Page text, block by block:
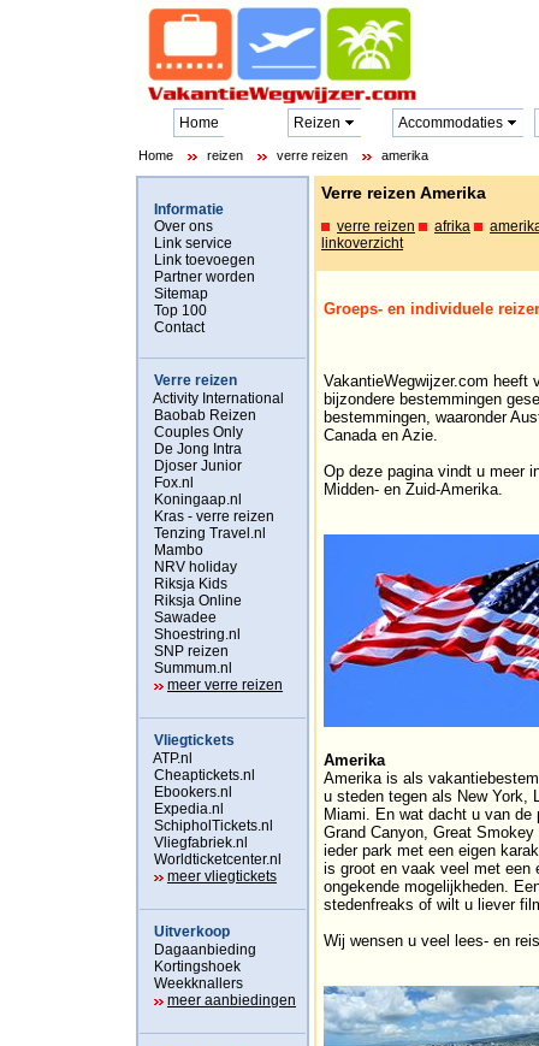
Home Reizen Accommodaties
Home reizen verre reizen amerika
Informatie
Over ons
Link service
Link toevoegen
Partner worden
Sitemap
Top 100
Contact
Verre reizen
Activity International
Baobab Reizen
Couples Only
De Jong Intra
Djoser Junior
Fox.nl
Koningaap.nl
Kras - verre reizen
Tenzing Travel.nl
Mambo
NRV holiday
Riksja Kids
Riksja Online
Sawadee
Shoestring.nl
SNP reizen
Summum.nl
meer verre reizen
Vliegtickets
ATP.nl
Cheaptickets.nl
Ebookers.nl
Expedia.nl
SchipholTickets.nl
Vliegfabriek.nl
Worldticketcenter.nl
meer vliegtickets
Uitverkoop
Dagaanbieding
Kortingshoek
Weekknallers
meer aanbiedingen
Verre reizen Amerika
verre reizen afrika
linkoverzicht
Groeps- en individuele
VakantieWegwijzer.com heeft
bijzondere bestemmingen
bestemmingen, waaronder
Canada en Azie.
Op deze pagina vindt u meer
Midden- en Zuid-Amerika.
Amerika
Amerika is als
u steden tegen als New York,
Miami. En wat dacht u van
Grand Canyon, Great
ieder park met een eigen
is groot en vaak veel met een
ongekende mogelijkheden.
stedenfreaks of wilt u liever
Wij wensen u veel lees- en